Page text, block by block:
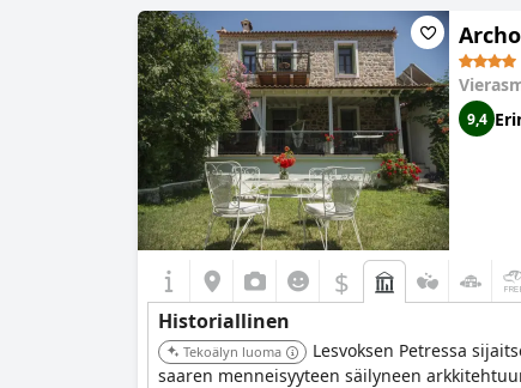
9,4
$
Historiallinen
Tekoälyn luoma
Lesvoksen Petressa
saaren menneisyyteen säilyneen